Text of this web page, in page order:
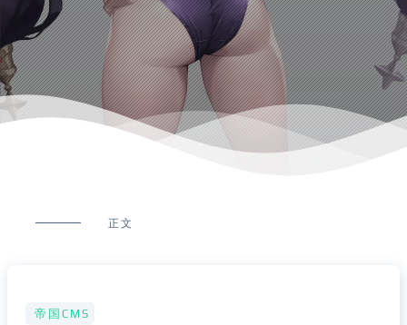
正文
帝国CMS